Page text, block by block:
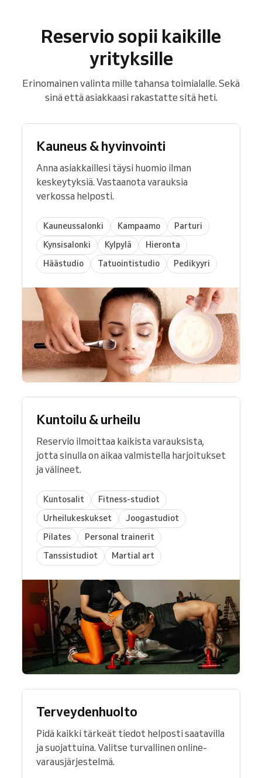
Reservio sopii kaikille
yrityksille
Erinomainen valinta mille tahansa toimialalle. Sekä
sinä että asiakkaasi rakastatte sitä heti.
Kauneus & hyvinvointi
Anna asiakkaillesi täysi huomio ilman
keskeytyksiä. Vastaanota varauksia
verkossa helposti.
Kauneussalonki Kampaamo
Parturi
Kynsisalonki
Kylpylä
Hieronta
Häästudio
Tatuointistudio Pedikyyri
Kuntoilu & urheilu
Reservio ilmoittaa kaikista varauksista,
jotta sinulla on aikaa valmistella harjoitukset
ja välineet.
Kuntosalit
Fitness-studiot
Urheilukeskukset
Joogastudiot
Pilates
Personal trainerit
Tanssistudiot
Martial art
Terveydenhuolto
Pidä kaikki tärkeät tiedot helposti saatavilla
ja suojattuina. Valitse turvallinen online-
varausjärjestelmä.